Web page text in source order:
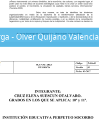
- Olver Quijano Valencia